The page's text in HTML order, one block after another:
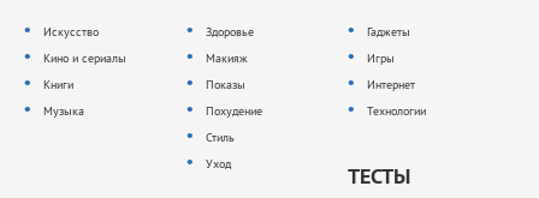
Искусство
Кино и сериалы
Книги
Музыка
Здоровье
Макияж
Показы
Похудение
Стиль
Уход
Гаджеты
Игры
Интернет
Технологии
ТЕСТЫ